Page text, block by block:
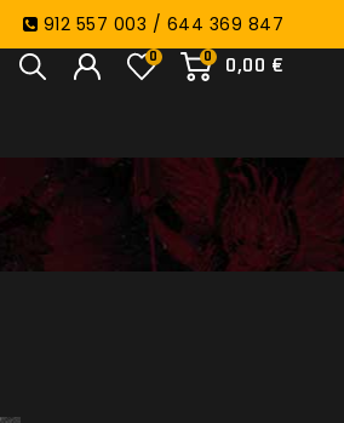
912 557 003 / 644 369 847
0
0,00 €
0